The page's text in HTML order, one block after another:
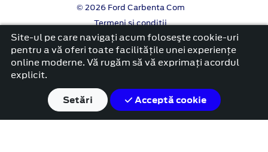
© 2026 Ford Carbenta Com
Termeni si conditii
Confidentialitate
Politica cookies
platformă dezvoltată de Workleto
Site-ul pe care navigați acum foloseşte cookie-uri
pentru a vă oferi toate facilitățile unei experiențe
online moderne. Vă rugăm să vă exprimați acordul
explicit.
Setări
Acceptă cookie